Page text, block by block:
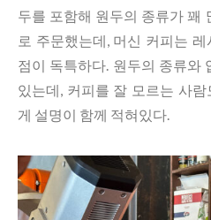
두를 포함해 원두의 종류가 꽤
로 주문했는데, 머신 커피는
점이 독특하다. 원두의 종류와
있는데, 커피를 잘 모르는 사
게 설명이 함께 적혀있다.